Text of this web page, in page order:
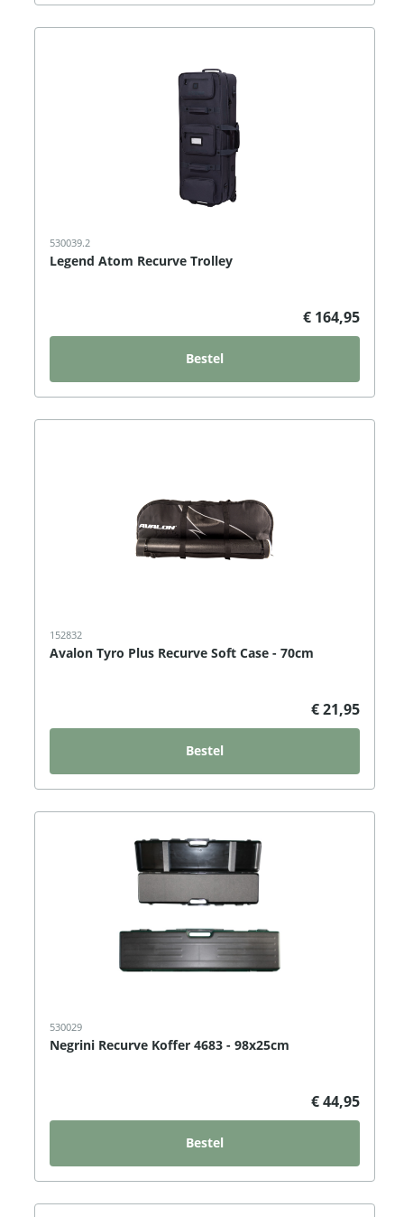
530039.2
Legend Atom Recurve Trolley
€ 164,95
Bestel
152832
Avalon Tyro Plus Recurve Soft Case - 70cm
€ 21,95
Bestel
530029
Negrini Recurve Koffer 4683 - 98x25cm
€ 44,95
Bestel